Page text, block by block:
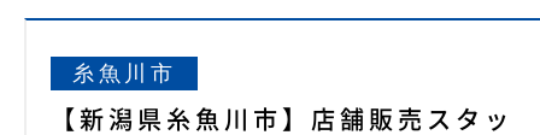
糸魚川市
【新潟県糸魚川市】店舗販売スタッ